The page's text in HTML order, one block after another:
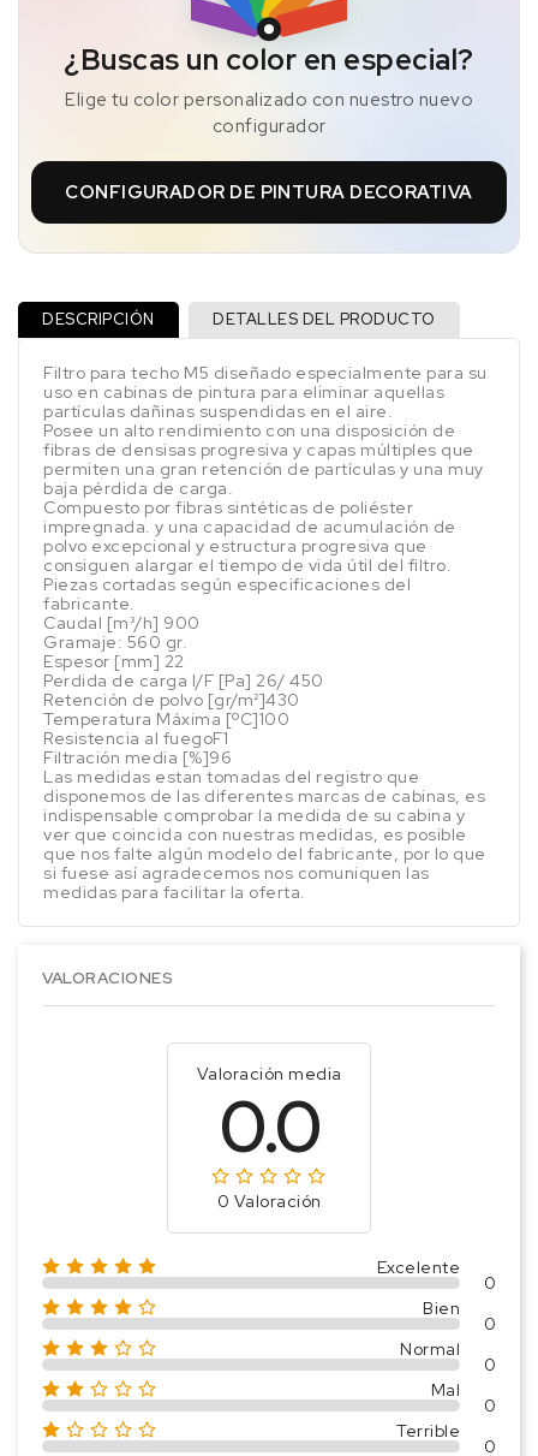
¿Buscas un color en especial?
Elige tu color personalizado con nuestro nuevo
configurador
CONFIGURADOR DE PINTURA DECORATIVA
DESCRIPCIÓN DETALLES DEL PRODUCTO
Filtro para techo M5 diseñado especialmente para su
uso en cabinas de pintura para eliminar aquellas
partículas dañinas suspendidas en el aire.
Posee un alto rendimiento con una disposición de
fibras de densisas progresiva y capas múltiples que
permiten una gran retención de partículas y una muy
baja pérdida de carga.
Compuesto por fibras sintéticas de poliéster
impregnada. y una capacidad de acumulación de
polvo excepcional y estructura progresiva que
consiguen alargar el tiempo de vida útil del filtro.
Piezas cortadas según especificaciones del
fabricante.
Caudal [m³/h] 900
Gramaje: 560 gr.
Espesor [mm] 22
Perdida de carga I/F [Pa] 26/ 450
Retención de polvo [gr/m²]430
Temperatura Máxima [ºC]100
Resistencia al fuegoF1
Filtración media [%]96
Las medidas estan tomadas del registro que
disponemos de las diferentes marcas de cabinas, es
indispensable comprobar la medida de su cabina y
ver que coincida con nuestras medidas, es posible
que nos falte algún modelo del fabricante, por lo que
si fuese así agradecemos nos comuniquen las
medidas para facilitar la oferta.
VALORACIONES
Valoración media
0.0
0 Valoración
Excelente
0
Bien
0
Normal
0
Mal
0
Terrible
0